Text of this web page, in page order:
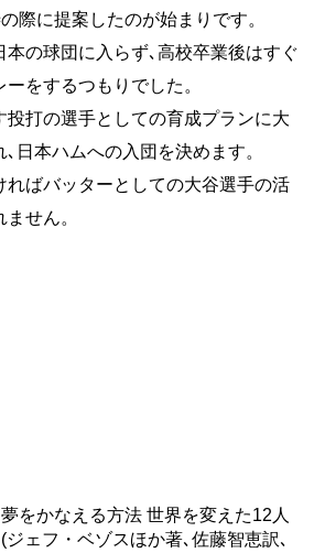
際に提案したのが始まりです。
本の球団に入らず､高校卒業後はすぐ
をするつもりでした。
投打の選手としての育成プランに大
日本ハムへの入団を決めます。
ればバッターとしての大谷選手の活
せん。
をかなえる方法 世界を変えた12人
ェフ・ベゾスほか著､佐藤智恵訳､